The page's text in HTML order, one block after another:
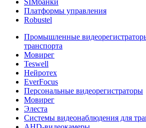
SIMбанки
Платформы управления
Robustel
Промышленные
транспорта
Мовирег
Teswell
Нейротех
EverFocus
Персональные видеорегистраторы
Мовирег
Элеста
Системы видеонаблюдения для